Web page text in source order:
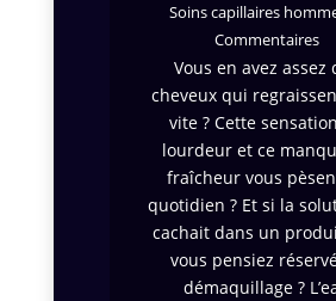
Soins capillaires
Commentaires
Vous en avez assez
cheveux qui
vite ? Cette
lourdeur et ce
fraîcheur vous
quotidien ? Et si la
cachait dans un
vous pensiez
démaquillage ?